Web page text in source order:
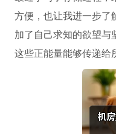
方便，也让我进一步了
加了自己求知的欲望与
这些正能量能够传递给